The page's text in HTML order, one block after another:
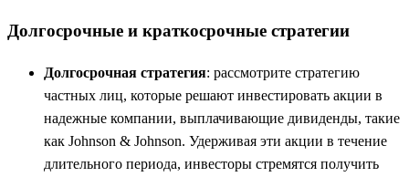
Долгосрочные и краткосрочные стратегии
Долгосрочная стратегия: рассмотрите стратегию
частных лиц, которые решают инвестировать акции в
надежные компании, выплачивающие дивиденды, такие
как Johnson & Johnson. Удерживая эти акции в течение
длительного периода, инвесторы стремятся получить